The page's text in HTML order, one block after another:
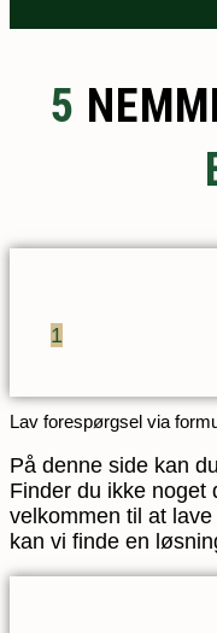
5
1
Lav forespørgsel via
På denne side kan
Finder du ikke
velkommen til at
kan vi finde en